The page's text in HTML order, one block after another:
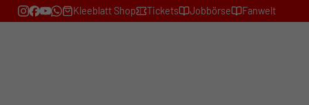
Kleeblatt Shop Tickets Jobbörse Fanwelt